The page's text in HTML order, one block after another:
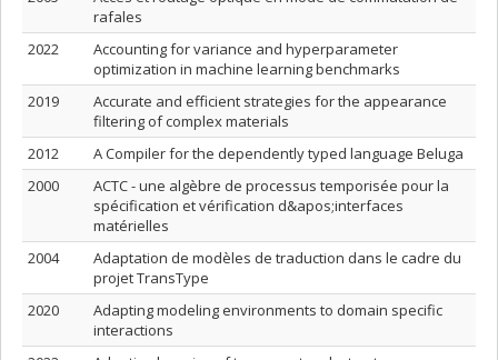
rafales
2022
Accounting for variance and hyperparameter
optimization in machine learning benchmarks
2019
Accurate and efficient strategies for the appearance
filtering of complex materials
2012
A Compiler for the dependently typed language Beluga
2000
ACTC - une algèbre de processus temporisée pour la
spécification et vérification d&apos;interfaces
matérielles
2004
Adaptation de modèles de traduction dans le cadre du
projet TransType
2020
Adapting modeling environments to domain specific
interactions